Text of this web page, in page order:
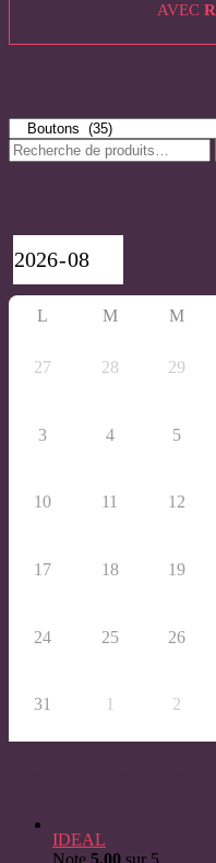
AVEC
Recherche
pour :
L M M
27 28 29
3 4 5
10 11 12
17 18 19
24 25 26
31 1 2
IDEAL
Note 5.00 sur 5